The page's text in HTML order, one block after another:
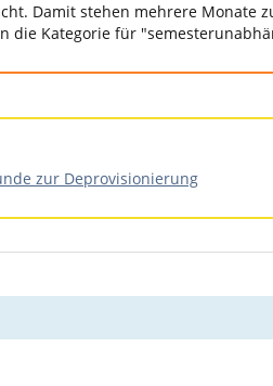
Damit stehen mehrere Monate
die Kategorie für
zur Deprovisionierung